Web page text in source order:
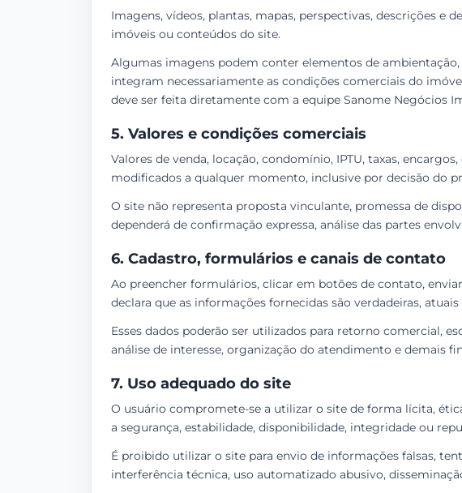
Imagens, vídeos, plantas, mapas, perspectivas, descrições e
imóveis ou conteúdos do site.
Algumas imagens podem conter elementos de
integram necessariamente as condições comerciais do
deve ser feita diretamente com a equipe Sanome Negócios
5. Valores e condições comerciais
Valores de venda, locação, condomínio, IPTU, taxas,
modificados a qualquer momento, inclusive por decisão do
O site não representa proposta vinculante, promessa de
dependerá de confirmação expressa, análise das partes
6. Cadastro, formulários e canais de contato
Ao preencher formulários, clicar em botões de contato,
declara que as informações fornecidas são verdadeiras,
Esses dados poderão ser utilizados para retorno comercial,
análise de interesse, organização do atendimento e demais
7. Uso adequado do site
O usuário compromete-se a utilizar o site de forma lícita,
a segurança, estabilidade, disponibilidade, integridade ou
É proibido utilizar o site para envio de informações falsas,
interferência técnica, uso automatizado abusivo,